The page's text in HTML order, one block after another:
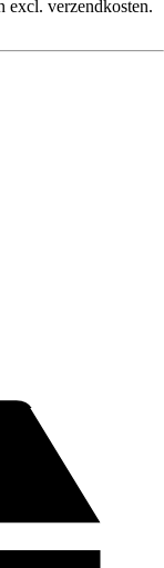
verzendkosten.